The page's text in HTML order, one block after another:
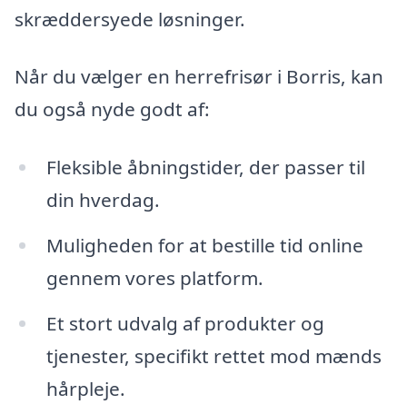
skræddersyede løsninger.
Når du vælger en herrefrisør i Borris, kan
du også nyde godt af:
Fleksible åbningstider, der passer til
din hverdag.
Muligheden for at bestille tid online
gennem vores platform.
Et stort udvalg af produkter og
tjenester, specifikt rettet mod mænds
hårpleje.